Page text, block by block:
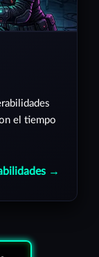
el tiempo
→